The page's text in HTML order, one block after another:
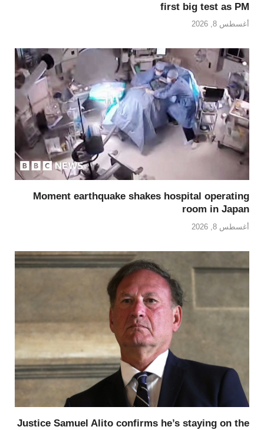
first big test as PM
أغسطس 8, 2026
Moment earthquake shakes hospital operating
room in Japan
أغسطس 8, 2026
Justice Samuel Alito confirms he’s staying on the